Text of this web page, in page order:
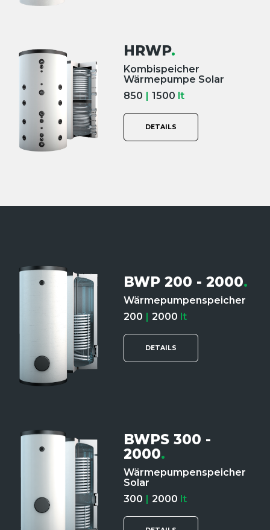
HRWP.
Kombispeicher
Wärmepumpe Solar
850 | 1500 lt
DETAILS
BWP 200 - 2000.
Wärmepumpenspeicher
200 | 2000 lt
DETAILS
BWPS 300 -
2000.
Wärmepumpenspeicher
Solar
300 | 2000 lt